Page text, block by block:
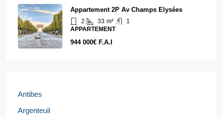
Appartement 2P Av Champs Elysées
2 33 m²
1
APPARTEMENT
944 000€ F.A.I
Antibes
Argenteuil